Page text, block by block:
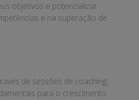
objetivos e potencializar
e na superação de
de sessões de coaching,
para o crescimento